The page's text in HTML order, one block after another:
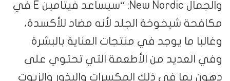
والجمال New Nordic: “سيساعد فيتامين E في
مكافحة شيخوخة الجلد لأنه مضاد للأكسدة،
وغالبا ما يوجد في منتجات العناية بالبشرة
وفي العديد من الأطعمة التي تحتوي على
دهون بما في ذلك المكسرات والبذور والزيوت